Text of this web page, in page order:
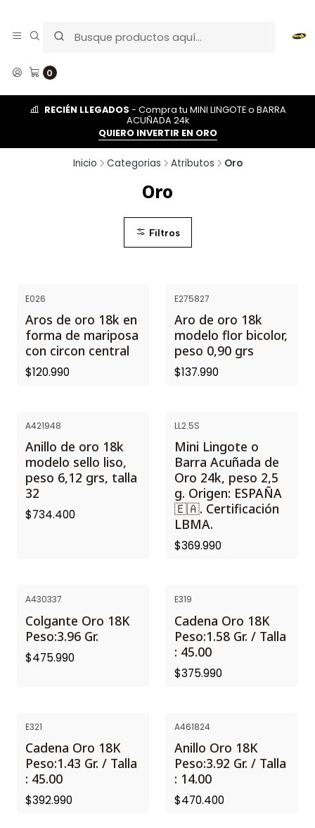
0
RECIÉN LLEGADOS - Compra tu MINI LINGOTE o BARRA
ACUÑADA 24k
QUIERO INVERTIR EN ORO
Inicio Categorias Atributos Oro
Oro
Filtros
E026
Aros de oro 18k en
forma de mariposa
con circon central
$120.990
E275827
Aro de oro 18k
modelo flor bicolor,
peso 0,90 grs
$137.990
A421948
Anillo de oro 18k
modelo sello liso,
peso 6,12 grs, talla
32
$734.400
LL2.5S
Mini Lingote o
Barra Acuñada de
Oro 24k, peso 2,5
g. Origen: ESPAÑA
🇪🇦. Certificación
LBMA.
$369.990
A430337
Colgante Oro 18K
Peso:3.96 Gr.
$475.990
E319
Cadena Oro 18K
Peso:1.58 Gr. / Talla
: 45.00
$375.990
E321
Cadena Oro 18K
Peso:1.43 Gr. / Talla
: 45.00
$392.990
A461824
Anillo Oro 18K
Peso:3.92 Gr. / Talla
: 14.00
$470.400